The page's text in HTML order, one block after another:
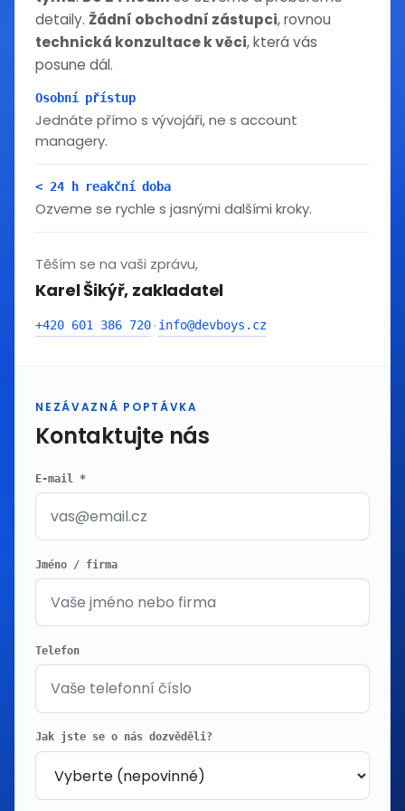
detaily.Žádní obchodní zástupci, rovnou
technická konzultace k věci, která vás
posune dál.
Osobní přístup
Jednáte přímo s vývojáři, ne s account
managery.
< 24 h reakční doba
Ozveme se rychle s jasnými dalšími kroky.
Těším se na vaši zprávu,
Karel Šikýř, zakladatel
+420 601 386 720· info@devboys.cz
NEZÁVAZNÁ POPTÁVKA
Kontaktujte nás
E-mail *
Jméno / firma
Telefon
Jak jste se o nás dozvěděli?